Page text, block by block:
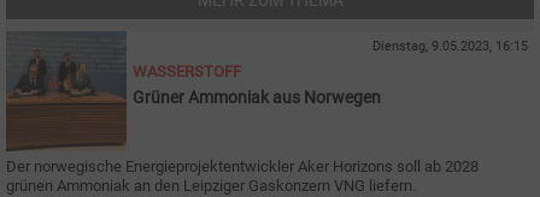
Dienstag, 9.05.2023, 16:15
WASSERSTOFF
Grüner Ammoniak aus Norwegen
Der norwegische Energieprojektentwickler Aker Horizons soll ab 2028
grünen Ammoniak an den Leipziger Gaskonzern VNG liefern.